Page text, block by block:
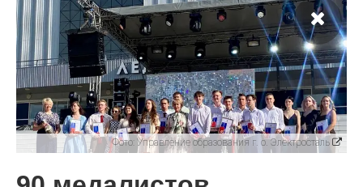
Чувство Родины — одно на
всех
28.07.2026
Фото: Управление образования г. о. Электросталь